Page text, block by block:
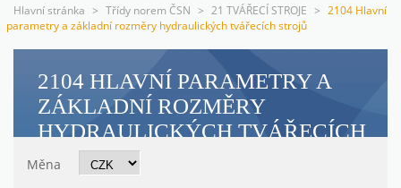
Hlavní stránka > Třídy norem ČSN > 21 TVÁŘECÍ STROJE > 2104 Hlavní
parametry a základní rozměry hydraulických tvářecích strojů
2104 HLAVNÍ PARAMETRY A
ZÁKLADNÍ ROZMĚRY
HYDRAULICKÝCH TVÁŘECÍCH
STROJŮ
Měna